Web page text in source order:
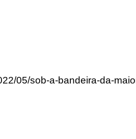
05/sob-a-bandeira-da-